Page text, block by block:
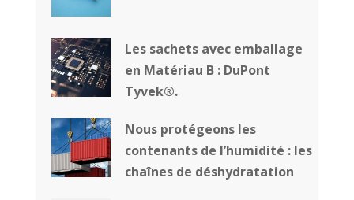
Les sachets avec emballage
en Matériau B : DuPont
Tyvek®.
Nous protégeons les
contenants de l’humidité : les
chaînes de déshydratation